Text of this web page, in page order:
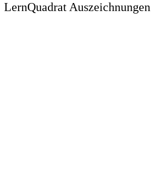
LernQuadrat Auszeichnungen